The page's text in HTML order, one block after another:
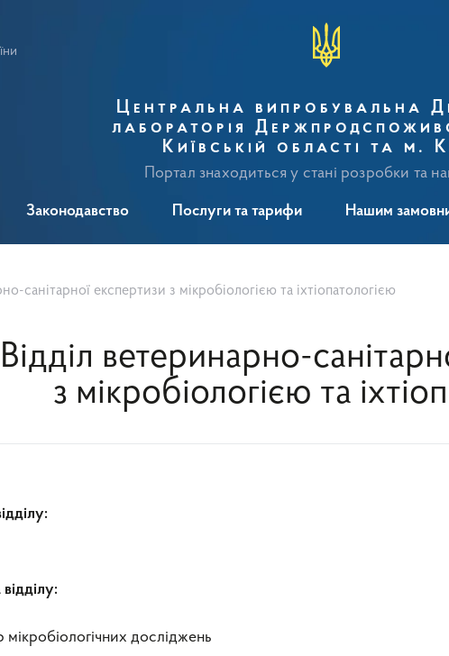
Центральна випробувальна
лабораторія
Київській області та м.
Портал знаходиться у стані розробки та
Законодавство Послуги та тарифи Нашим
санітарної експертизи з мікробіологією та іхтіопатологією
Відділ ветеринарно-
з мікробіологією та
мікробіологічних досліджень